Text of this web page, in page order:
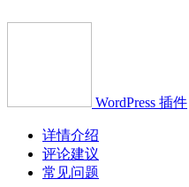
WordPress 插件
详情介绍
评论建议
常见问题